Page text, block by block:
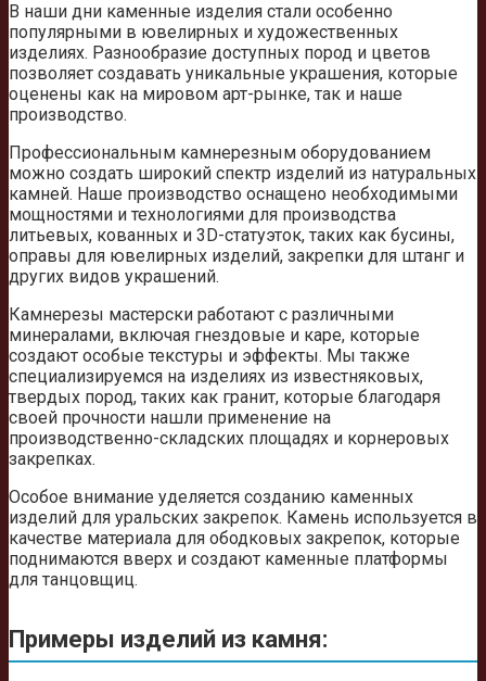
В наши дни каменные изделия стали особенно
популярными в ювелирных и художественных
изделиях. Разнообразие доступных пород и цветов
позволяет создавать уникальные украшения, которые
оценены как на мировом арт-рынке, так и наше
производство.
Профессиональным камнерезным оборудованием
можно создать широкий спектр изделий из натуральных
камней. Наше производство оснащено необходимыми
мощностями и технологиями для производства
литьевых, кованных и 3D-статуэток, таких как бусины,
оправы для ювелирных изделий, закрепки для штанг и
других видов украшений.
Камнерезы мастерски работают с различными
минералами, включая гнездовые и каре, которые
создают особые текстуры и эффекты. Мы также
специализируемся на изделиях из известняковых,
твердых пород, таких как гранит, которые благодаря
своей прочности нашли применение на
производственно-складских площадях и корнеровых
закрепках.
Особое внимание уделяется созданию каменных
изделий для уральских закрепок. Камень используется в
качестве материала для ободковых закрепок, которые
поднимаются вверх и создают каменные платформы
для танцовщиц.
Примеры изделий из камня: